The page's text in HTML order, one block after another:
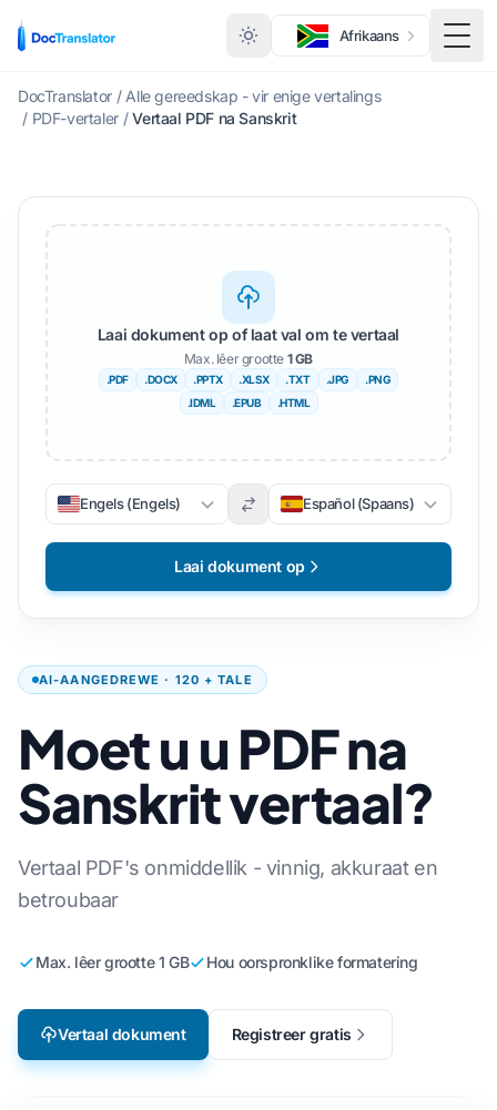
Afrikaans
DocTranslator / Alle gereedskap - vir enige vertalings
/ PDF-vertaler / Vertaal PDF na Sanskrit
AI-AANGEDREWE · 120 + TALE
Moet u u PDF na
Sanskrit vertaal?
Vertaal PDF's onmiddellik - vinnig, akkuraat en
betroubaar
Max. lêer grootte 1 GB Hou oorspronklike formatering
Vertaal dokument Registreer gratis
Laai dokument op of laat val om te vertaal
Max. lêer grootte 1 GB
.PDF .DOCX .PPTX .XLSX .TXT .JPG
.PNG
.IDML
.EPUB .HTML
Engels (Engels) Español (Spaans)
Laai dokument op